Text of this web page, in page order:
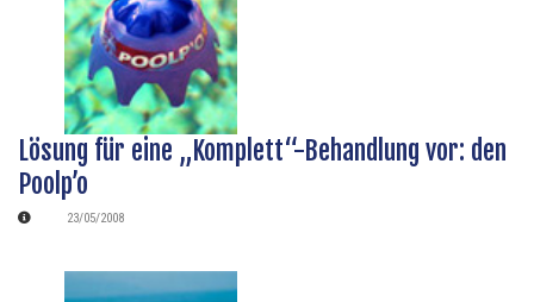
Lösung für eine „Komplett“-Behandlung vor: den
Poolp’o
23/05/2008